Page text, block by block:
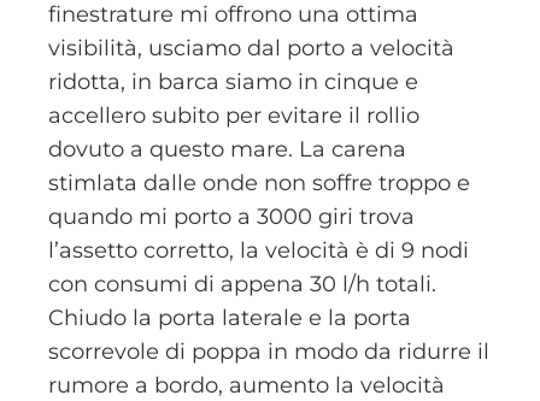
finestrature mi offrono una ottima
visibilità, usciamo dal porto a velocità
ridotta, in barca siamo in cinque e
accellero subito per evitare il rollio
dovuto a questo mare. La carena
stimlata dalle onde non soffre troppo e
quando mi porto a 3000 giri trova
l’assetto corretto, la velocità è di 9 nodi
con consumi di appena 30 l/h totali.
Chiudo la porta laterale e la porta
scorrevole di poppa in modo da ridurre il
rumore a bordo, aumento la velocità